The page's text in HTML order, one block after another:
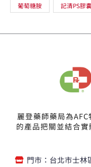
葡萄糖胺 記清PS膠
麗登藥師藥局為
的產品把關並結合
門市：台北市士林